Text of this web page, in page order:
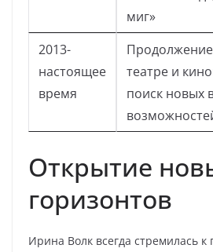
миг»
2013-
настоящее
время
театре и
поиск новых
Открытие
горизонтов
Ирина Волк всегда стремилась к